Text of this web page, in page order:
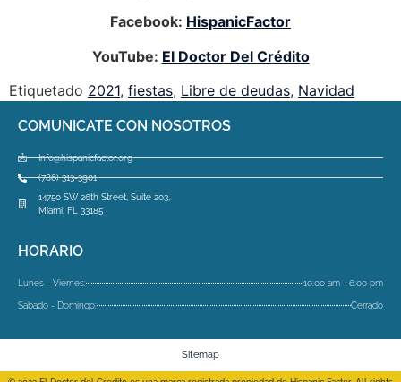
Facebook: HispanicFactor
YouTube: El Doctor Del Crédito
Etiquetado 2021, fiestas, Libre de deudas, Navidad
COMUNICATE CON NOSOTROS
Info@hispanicfactor.org
(786) 313-3901
14750 SW 26th Street, Suite 203,
Miami, FL 33185
HORARIO
Lunes - Viernes: 10:00 am - 6:00 pm
Sabado - Domingo: Cerrado
Sitemap